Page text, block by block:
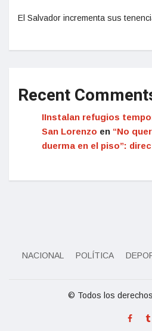
El Salvador incrementa sus
Recent
IInstalan refugios
San Lorenzo en “No
duerma en el piso”:
NACIONAL POLÍTICA
© Todos los